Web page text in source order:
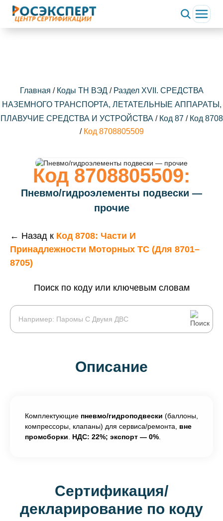
Главная / Коды ТН ВЭД/ Раздел XVII. СРЕДСТВА
НАЗЕМНОГО ТРАНСПОРТА, ЛЕТАТЕЛЬНЫЕ АППАРАТЫ,
ПЛАВУЧИЕ СРЕДСТВА И УСТРОЙСТВА / Код 87 / Код 8708
/ Код 8708805509
Код 8708805509:
Пневмо/гидроэлементы подвески —
прочие
← Назад к Код 8708: Части И
Принадлежности Моторных ТС (для 8701–
8705)
Поиск по коду или ключевым словам
Описание
Комплектующие пневмо/гидроподвески (баллоны,
компрессоры, клапаны) для сервиса/ремонта, вне
промсборки
НДС: 22%; экспорт — 0%
Сертификация/
декларирование по коду
ChatApp
online
WhatsApp